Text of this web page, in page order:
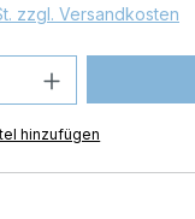
zzgl. Versandkosten
Gib
hinzufügen